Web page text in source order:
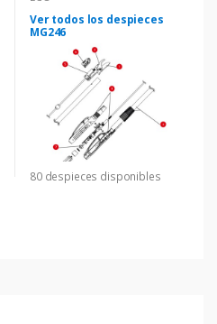
Ver todos los despieces
MG246
80 despieces disponibles